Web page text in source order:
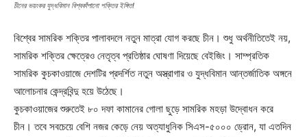
চীনের ভয়ংকর যুদ্ধবিমান বিশ্বকাঁপানো শক্তির ইঙ্গিত!
বিশ্বের সামরিক শক্তির পালাবদলে নতুন মাত্রা যোগ করছে চীন। শুধু অর্থনীতিতেই নয়,
সামরিক শক্তির ক্ষেত্রেও নেতৃত্ব প্রতিষ্ঠার ঘোষণা দিয়েছে বেইজিং। সাম্প্রতিক
সামরিক কুচকাওয়াজে দেশটির প্রদর্শিত নতুন অস্ত্রাগার ও যুদ্ধবিমান আন্তর্জাতিক অঙ্গনে
আলোচনার কেন্দ্রবিন্দু হয়ে উঠেছে।
কুচকাওয়াজের শুরুতেই ৮০ দফা কামানের গোলা ছুড়ে সামরিক মহড়া উদ্বোধন করে
চীন। তবে সবচেয়ে বেশি নজর কেড়ে নেয় অত্যাধুনিক সিএস-৫০০০ ড্রোন, যা এতদিন